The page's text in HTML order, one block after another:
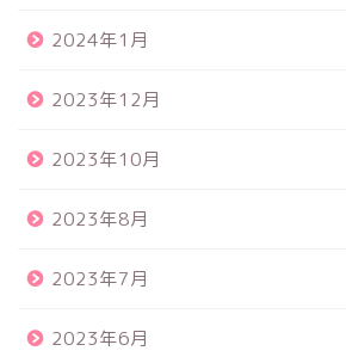
2024年1月
2023年12月
2023年10月
2023年8月
2023年7月
2023年6月